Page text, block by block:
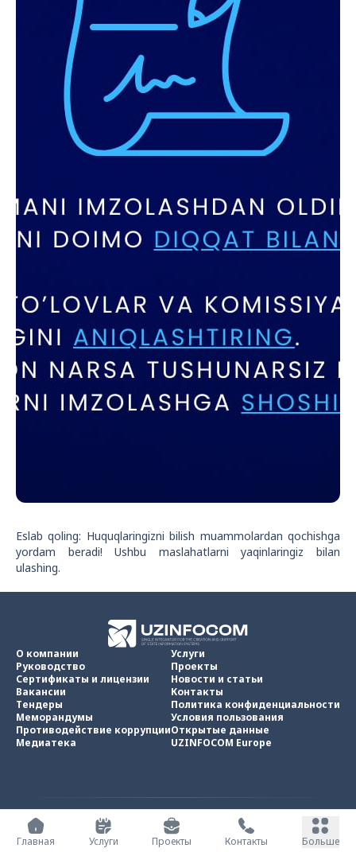
Eslab qoling: Huquqlaringizni bilish muammolardan qochishga
yordam beradi! Ushbu maslahatlarni yaqinlaringiz bilan
ulashing.
О компании
Руководство
Сертификаты и лицензии
Вакансии
Тендеры
Меморандумы
Противодействие коррупции
Медиатека
Услуги
Проекты
Новости и статьи
Контакты
Политика конфиденциальности
Условия пользования
Открытые данные
UZINFOCOM Europe
UZINFOCOM © 2002 - 2026
Все права защищены
Главная
Услуги Проекты Контакты Больше